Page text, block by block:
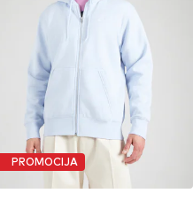
PROMOCIJA